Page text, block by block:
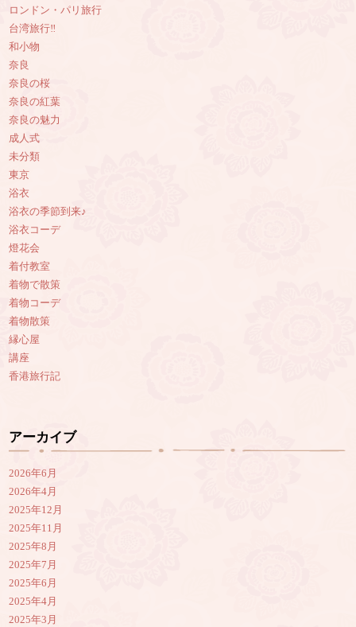
ロンドン・パリ旅行
台湾旅行‼︎
和小物
奈良
奈良の桜
奈良の紅葉
奈良の魅力
成人式
未分類
東京
浴衣
浴衣の季節到来♪
浴衣コーデ
燈花会
着付教室
着物で散策
着物コーデ
着物散策
縁心屋
講座
香港旅行記
アーカイブ
2026年6月
2026年4月
2025年12月
2025年11月
2025年8月
2025年7月
2025年6月
2025年4月
2025年3月